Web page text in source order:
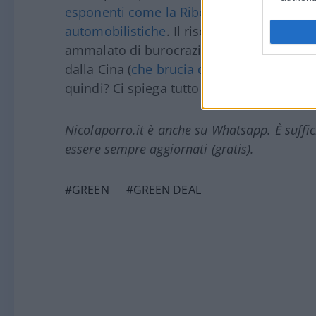
esponenti come la Ribera in ruoli di potere
automobilistiche. Il rischio infatti è che
ammalato di burocrazia, collassi di
dalla Cina (che brucia carbone a gogo
quindi? Ci spiega tutto in questo video
Nicolaporro.it è anche su Whatsapp. È
essere sempre aggiornati (gratis).
#GREEN #GREEN DEAL